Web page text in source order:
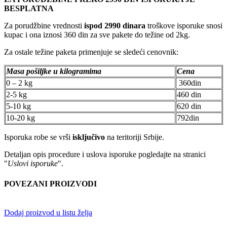
BESPLATNA
Za porudžbine vrednosti ispod 2990 dinara troškove isporuke snosi
kupac i ona iznosi 360 din za sve pakete do težine od 2kg.
Za ostale težine paketa primenjuje se sledeći cenovnik:
Masa pošiljke u kilogramima
Cena
0 – 2 kg
360din
2-5 kg
460 din
5-10 kg
620 din
10-20 kg
792din
Isporuka robe se vrši isključivo na teritoriji Srbije.
Detaljan opis procedure i uslova isporuke pogledajte na stranici
"Uslovi isporuke".
POVEZANI PROIZVODI
Dodaj proizvod u listu želja